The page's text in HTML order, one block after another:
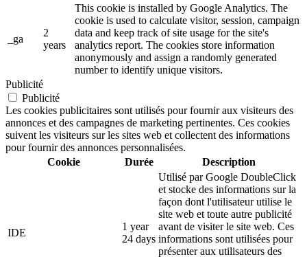
_ga
2
years
This cookie is installed by Google Analytics. The
cookie is used to calculate visitor, session, campaign
data and keep track of site usage for the site's
analytics report. The cookies store information
anonymously and assign a randomly generated
number to identify unique visitors.
Publicité
Publicité
Les cookies publicitaires sont utilisés pour fournir aux visiteurs des
annonces et des campagnes de marketing pertinentes. Ces cookies
suivent les visiteurs sur les sites web et collectent des informations
pour fournir des annonces personnalisées.
Cookie
Durée Description
IDE
1 year
24 days
Utilisé par Google DoubleClick
et stocke des informations sur la
façon dont l'utilisateur utilise le
site web et toute autre publicité
avant de visiter le site web. Ces
informations sont utilisées pour
présenter aux utilisateurs des